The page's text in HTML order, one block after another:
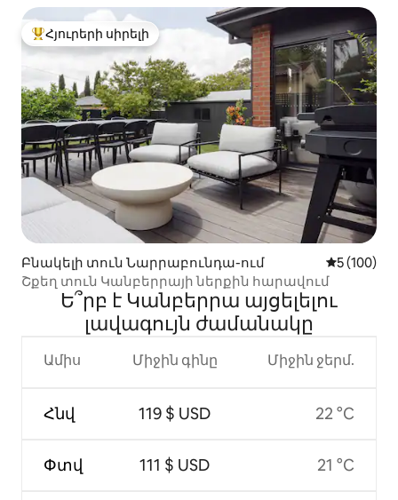
Հյուրերի սիրելի լավագույն տները
Հյուրերի սիրելի
Բնակելի տուն Նարրաբունդա-ում Միջին
5 (100)
Շքեղ տուն Կանբերրայի ներքին հարավում
Ե՞րբ է Կանբերրա այցելելու
լավագույն ժամանակը
Ամիս
Հնվ
Փտվ
Միջին գինը
119 $ USD
111 $ USD
Միջին ջերմ.
22 °C
21 °C